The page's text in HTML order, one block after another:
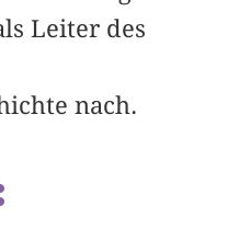
Leiter des
nach.